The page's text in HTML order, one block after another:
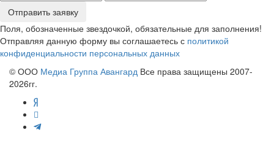
Отправить заявку
Поля, обозначенные звездочкой, обязательные для заполнения!
Отправляя данную форму вы соглашаетесь с политикой
конфиденциальности персональных данных
© ООО Медиа Группа Авангард Все права защищены 2007-
2026гг.